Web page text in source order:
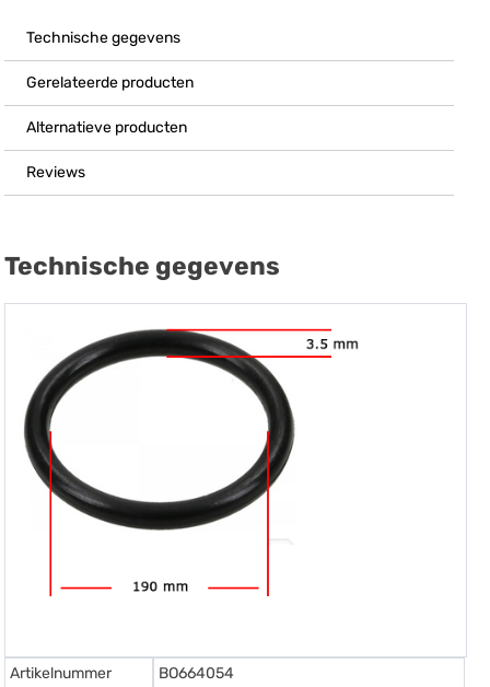
Technische gegevens
Gerelateerde producten
Alternatieve producten
Reviews
Technische gegevens
Artikelnummer
BO664054